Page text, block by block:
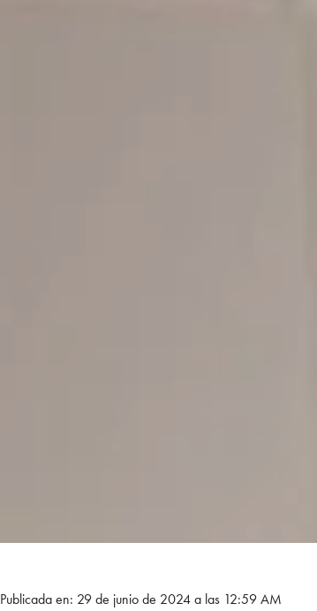
Publicada en: 29 de junio de 2024 a las 12:59 AM